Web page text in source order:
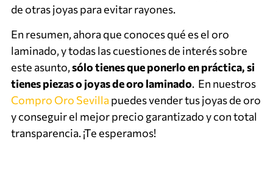
de otras joyas para evitar rayones.
En resumen, ahora que conoces qué es el oro
laminado, y todas las cuestiones de interés sobre
este asunto,sólo tienes que ponerlo en práctica, si
tienes piezas o joyas de oro laminado. En nuestros
Compro Oro Sevillapuedes vender tus joyas de oro
y conseguir el mejor precio garantizado y con total
transparencia. ¡Te esperamos!